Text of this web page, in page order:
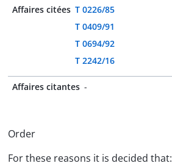
Affaires citées T 0226/85
T 0409/91
T 0694/92
T 2242/16
Affaires citantes -
Order
For these reasons it is decided that: